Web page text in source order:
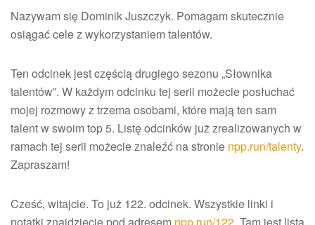
Nazywam się Dominik Juszczyk. Pomagam skutecznie
osiągać cele z wykorzystaniem talentów.
Ten odcinek jest częścią drugiego sezonu „Słownika
talentów”. W każdym odcinku tej serii możecie posłuchać
mojej rozmowy z trzema osobami, które mają ten sam
talent w swoim top 5. Listę odcinków już zrealizowanych w
ramach tej serii możecie znaleźć na stronie npp.run/talenty.
Zapraszam!
Cześć, witajcie. To już 122. odcinek. Wszystkie linki i